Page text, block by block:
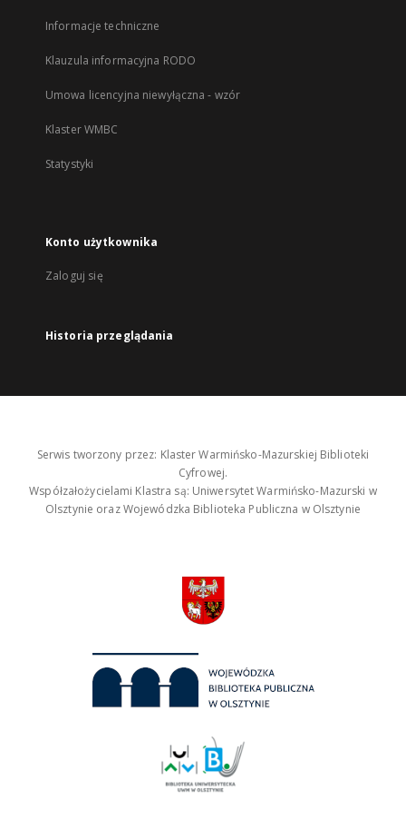
Informacje techniczne
Klauzula informacyjna RODO
Umowa licencyjna niewyłączna - wzór
Klaster WMBC
Statystyki
Konto użytkownika
Zaloguj się
Historia przeglądania
Serwis tworzony przez: Klaster Warmińsko-Mazurskiej Biblioteki
Cyfrowej.
Współzałożycielami Klastra są: Uniwersytet Warmińsko-Mazurski w
Olsztynie oraz Wojewódzka Biblioteka Publiczna w Olsztynie